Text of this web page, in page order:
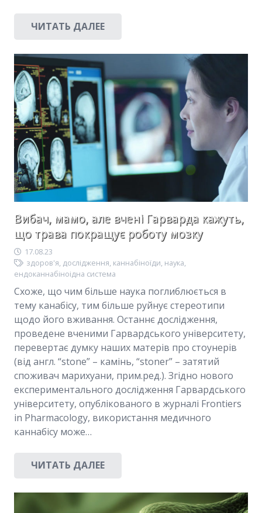
ЧИТАТЬ ДАЛЕЕ
Вибач, мамо, але вчені Гарварда кажуть,
що трава покращує роботу мозку
17.08.23
здоров'я дослідження каннабіноїди наука
ендоканнабіноідна система
Схоже, що чим більше наука поглиблюється в
тему канабісу, тим більше руйнує стереотипи
щодо його вживання. Останнє дослідження,
проведене вченими Гарвардського університету,
перевертає думку наших матерів про стоунерів
(від англ. “stone” – камінь, “stoner” – затятий
споживач марихуани, прим.ред.). Згідно нового
експериментального дослідження Гарвардського
університету, опублікованого в журналі Frontiers
in Pharmacology, використання медичного
каннабісу може…
ЧИТАТЬ ДАЛЕЕ